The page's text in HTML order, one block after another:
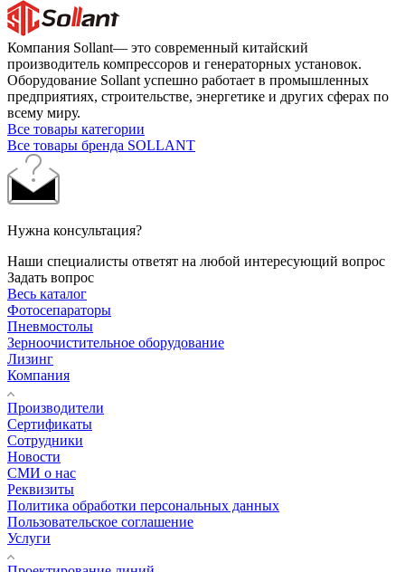
Компания Sollant— это современный китайский
производитель компрессоров и генераторных установок.
Оборудование Sollant успешно работает в промышленных
предприятиях, строительстве, энергетике и других сферах по
всему миру.
Все товары категории
Все товары бренда SOLLANT
Нужна консультация?
Наши специалисты ответят на любой интересующий вопрос
Задать вопрос
Весь каталог
Фотосепараторы
Пневмостолы
Зерноочистительное оборудование
Лизинг
Компания
Производители
Сертификаты
Сотрудники
Новости
СМИ о нас
Реквизиты
Политика обработки персональных данных
Пользовательское соглашение
Услуги